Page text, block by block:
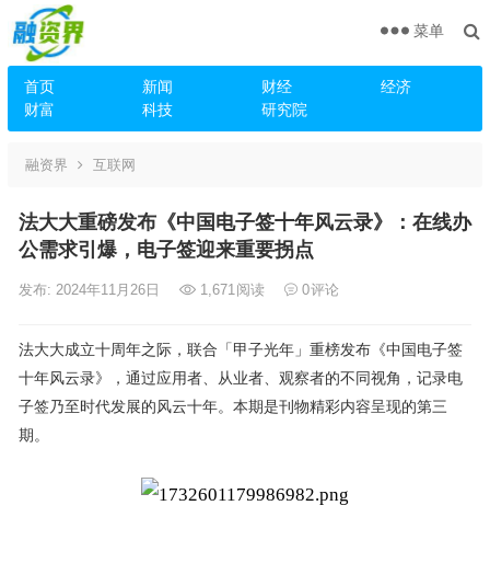
首页 新闻 财经
经济
财富
科技 研究院
菜单
融资界 互联网
法大大重磅发布《中国电子签十年风云录》：在线办
公需求引爆，电子签迎来重要拐点
发布: 2024年11月26日 1,671阅读 0评论
法大大成立十周年之际，联合「甲子光年」重榜发布《中国电子签
十年风云录》，通过应用者、从业者、观察者的不同视角，记录电
子签乃至时代发展的风云十年。本期是刊物精彩内容呈现的第三
期。